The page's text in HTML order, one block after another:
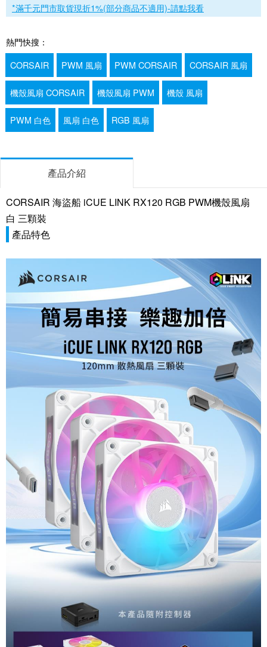
*滿千元門市取貨現折1%(部分商品不適用)-請點我看
熱門快搜：
CORSAIR
PWM 風扇 PWM CORSAIR CORSAIR 風扇
機殼風扇 CORSAIR 機殼風扇 PWM 機殼 風扇
PWM 白色 風扇 白色 RGB 風扇
產品介紹
CORSAIR 海盜船 iCUE LINK RX120 RGB PWM機殼風扇
白 三顆裝
產品特色